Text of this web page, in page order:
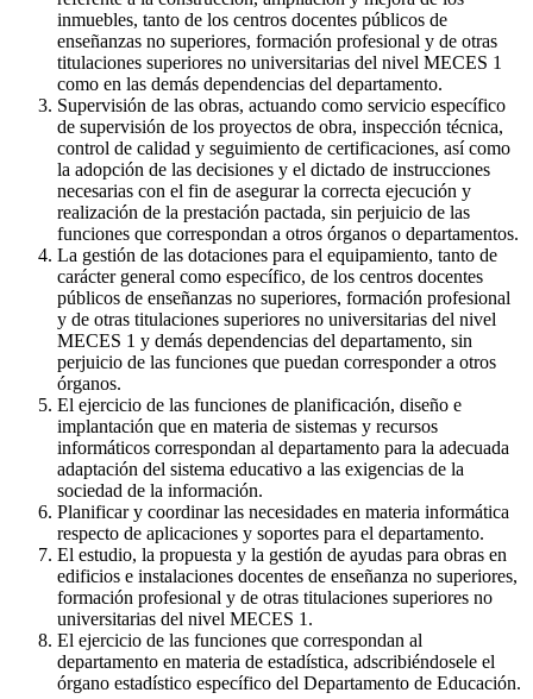
inmuebles, tanto de los centros docentes públicos de
enseñanzas no superiores, formación profesional y de otras
titulaciones superiores no universitarias del nivel MECES 1
como en las demás dependencias del departamento.
Supervisión de las obras, actuando como servicio específico
de supervisión de los proyectos de obra, inspección técnica,
control de calidad y seguimiento de certificaciones, así como
la adopción de las decisiones y el dictado de instrucciones
necesarias con el fin de asegurar la correcta ejecución y
realización de la prestación pactada, sin perjuicio de las
funciones que correspondan a otros órganos o departamentos.
La gestión de las dotaciones para el equipamiento, tanto de
carácter general como específico, de los centros docentes
públicos de enseñanzas no superiores, formación profesional
y de otras titulaciones superiores no universitarias del nivel
MECES 1 y demás dependencias del departamento, sin
perjuicio de las funciones que puedan corresponder a otros
órganos.
El ejercicio de las funciones de planificación, diseño e
implantación que en materia de sistemas y recursos
informáticos correspondan al departamento para la adecuada
adaptación del sistema educativo a las exigencias de la
sociedad de la información.
Planificar y coordinar las necesidades en materia informática
respecto de aplicaciones y soportes para el departamento.
El estudio, la propuesta y la gestión de ayudas para obras en
edificios e instalaciones docentes de enseñanza no superiores,
formación profesional y de otras titulaciones superiores no
universitarias del nivel MECES 1.
El ejercicio de las funciones que correspondan al
departamento en materia de estadística, adscribiéndosele el
órgano estadístico específico del Departamento de Educación.